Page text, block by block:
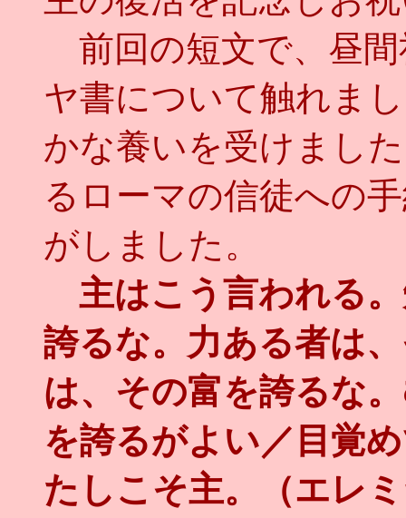
前回の短文で、昼
ヤ書について触れま
かな養いを受けまし
るローマの信徒への
がしました。
主はこう言われる
誇るな。力ある者は
は、その富を誇るな
を誇るがよい／目覚
たしこそ主。（エレ